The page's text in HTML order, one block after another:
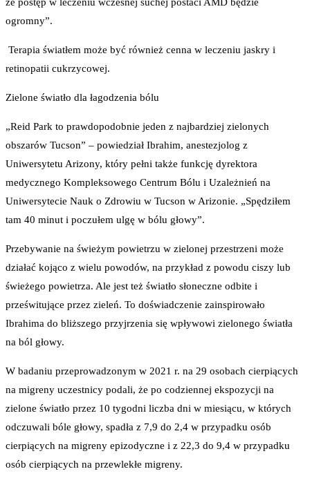
ogromny”.
Terapia światłem może być również cenna w leczeniu jaskry i
retinopatii cukrzycowej.
Zielone światło dla łagodzenia bólu
„Reid Park to prawdopodobnie jeden z najbardziej zielonych
obszarów Tucson” – powiedział Ibrahim, anestezjolog z
Uniwersytetu Arizony, który pełni także funkcję dyrektora
medycznego Kompleksowego Centrum Bólu i Uzależnień na
Uniwersytecie Nauk o Zdrowiu w Tucson w Arizonie. „Spędziłem
tam 40 minut i poczułem ulgę w bólu głowy”.
Przebywanie na świeżym powietrzu w zielonej przestrzeni może
działać kojąco z wielu powodów, na przykład z powodu ciszy lub
świeżego powietrza. Ale jest też światło słoneczne odbite i
prześwitujące przez zieleń. To doświadczenie zainspirowało
Ibrahima do bliższego przyjrzenia się wpływowi zielonego światła
na ból głowy.
W badaniu przeprowadzonym w 2021 r. na 29 osobach cierpiących
na migreny uczestnicy podali, że po codziennej ekspozycji na
zielone światło przez 10 tygodni liczba dni w miesiącu, w których
odczuwali bóle głowy, spadła z 7,9 do 2,4 w przypadku osób
cierpiących na migreny epizodyczne i z 22,3 do 9,4 w przypadku
osób cierpiących na przewlekłe migreny.